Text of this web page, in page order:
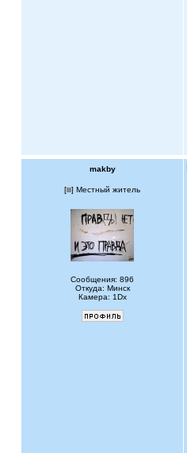
makby
[ ] Местный житель
Сообщения: 896
Откуда: Минск
Камера: 1Dx